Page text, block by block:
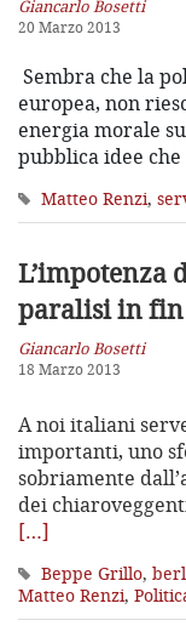
Giancarlo Bosetti
20 Marzo 2013
Sembra che la
europea, non
energia morale
pubblica idee che
Matteo Renzi,
L’impotenza
paralisi in
Giancarlo Bosetti
18 Marzo 2013
A noi italiani
importanti, uno
sobriamente
dei
[…]
Beppe Grillo,
Matteo Renzi,